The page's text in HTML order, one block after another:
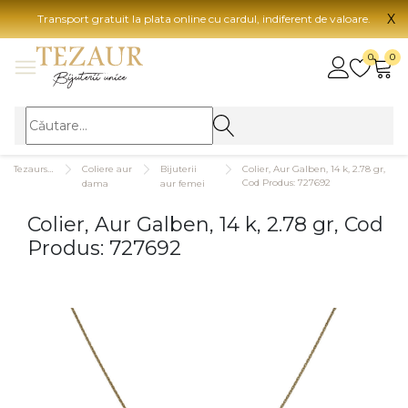
Transport gratuit la plata online cu cardul, indiferent de valoare. X
0 0
BIJUTERII
BIJUTERII FEMEI
Inele
Bratari
Pandantive
BIJUTERII BARBATI
Coliere aur
dama
Bijuterii
aur femei
Colier, Aur Galben, 14 k, 2.78 gr,
Cod Produs: 727692
Colier, Aur Galben, 14 k, 2.78 gr, Cod
Produs: 727692